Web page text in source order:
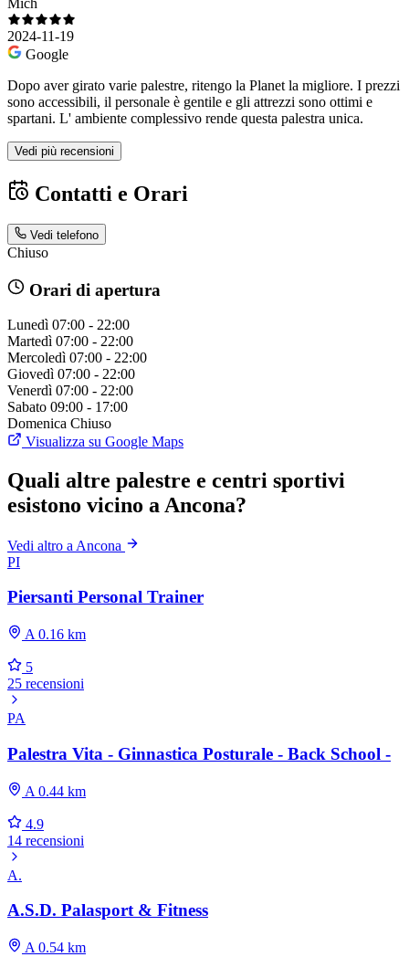
2024-11-19
Google
Dopo aver girato varie palestre, ritengo la Planet la migliore. I prezzi
sono accessibili, il personale è gentile e gli attrezzi sono ottimi e
spartani. L' ambiente complessivo rende questa palestra unica.
Vedi più recensioni
Contatti e Orari
Vedi telefono
Chiuso
Orari di apertura
Lunedì 07:00 - 22:00
Martedì 07:00 - 22:00
Mercoledì 07:00 - 22:00
Giovedì 07:00 - 22:00
Venerdì 07:00 - 22:00
Sabato 09:00 - 17:00
Domenica Chiuso
Visualizza su Google Maps
Quali altre palestre e centri sportivi
esistono vicino a Ancona?
Vedi altro a Ancona
PI
Piersanti Personal Trainer
A 0.16 km
5
25 recensioni
PA
Palestra Vita - Ginnastica Posturale - Back School -
A 0.44 km
4.9
14 recensioni
A.
A.S.D. Palasport & Fitness
A 0.54 km